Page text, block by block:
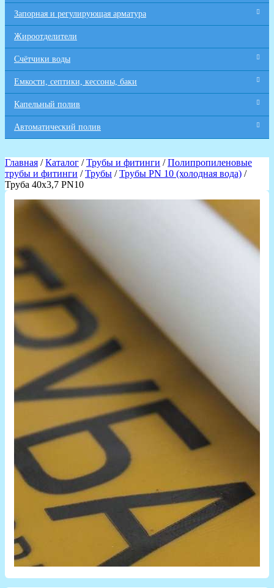
Запорная и регулирующая арматура
Жироотделители
Счётчики воды
Емкости, септики, кессоны, баки
Капельный полив
Автоматический полив
Главная /Каталог /Трубы и фитинги /Полипропиленовые
трубы и фитинги /Трубы /Трубы PN 10 (холодная вода) /
Труба 40х3,7 PN10